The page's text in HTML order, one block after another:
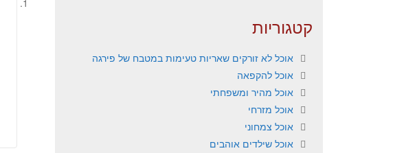
קטגוריות
אוכל לא זורקים שאריות טעימות במטבח של פירגה
אוכל להקפאה
אוכל מהיר ומשפחתי
אוכל מזרחי
אוכל צמחוני
אוכל שילדים אוהבים